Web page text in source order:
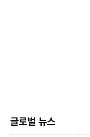
글로벌 뉴스